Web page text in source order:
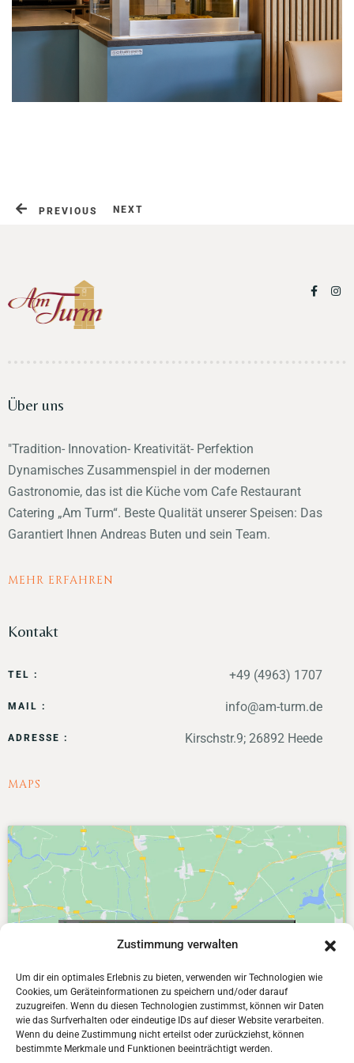
Zustimmung verwalten
Um dir ein optimales Erlebnis zu bieten, verwenden wir Technologien wie
Cookies, um Geräteinformationen zu speichern und/oder darauf
zuzugreifen. Wenn du diesen Technologien zustimmst, können wir Daten
wie das Surfverhalten oder eindeutige IDs auf dieser Website verarbeiten.
Wenn du deine Zustimmung nicht erteilst oder zurückziehst, können
bestimmte Merkmale und Funktionen beeinträchtigt werden.
Impressum
Datenschutzerklärung
PREVIOUS NEXT
Über uns
"Tradition- Innovation- Kreativität- Perfektion
Dynamisches Zusammenspiel in der modernen
Gastronomie, das ist die Küche vom Cafe Restaurant
Catering „Am Turm“. Beste Qualität unserer Speisen: Das
Garantiert Ihnen Andreas Buten und sein Team.
MEHR ERFAHREN
Kontakt
TEL : +49 (4963) 1707
MAIL : info@am-turm.de
ADRESSE : Kirschstr.9; 26892 Heede
MAPS
Klicke hier, um Marketing-Cookies zu